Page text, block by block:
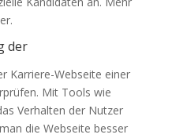
der
Karriere-Webseite einer
Mit Tools wie
Verhalten der Nutzer
die Webseite besser